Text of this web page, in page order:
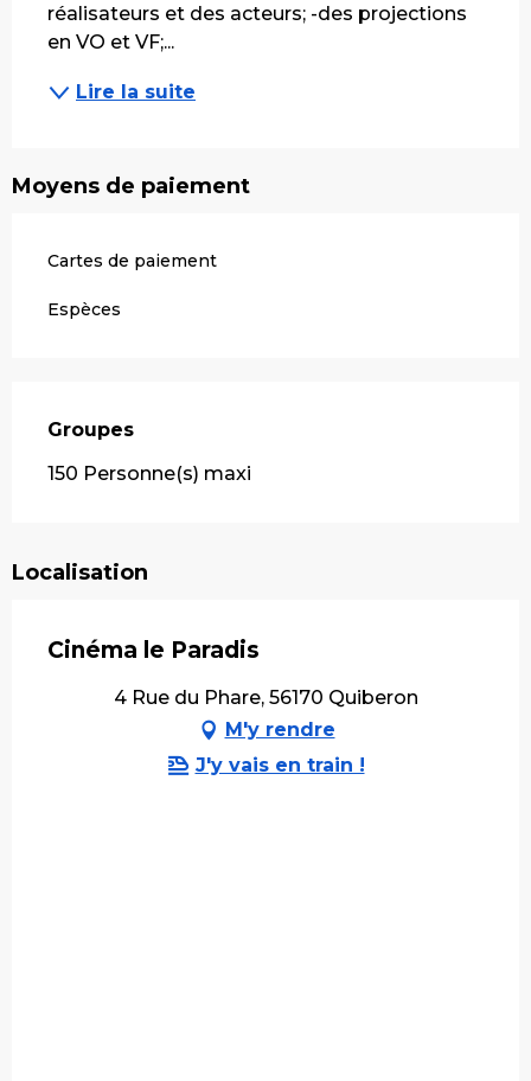
réalisateurs et des acteurs; -des projections
en VO et VF;...
Lire la suite
Moyens de paiement
Cartes de paiement
Espèces
Groupes
Groupes
150 Personne(s) maxi
Localisation
Cinéma le Paradis
4 Rue du Phare, 56170 Quiberon
M'y rendre
J'y vais en train !